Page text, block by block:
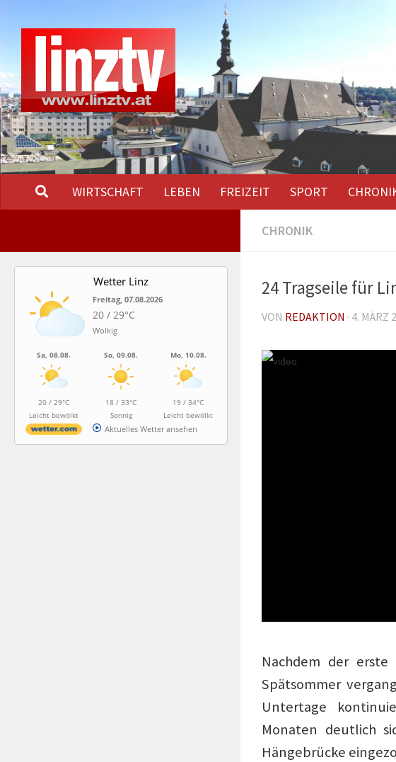
WIRTSCHAFT LEBEN FREIZEIT SPORT
CHRONIK
24 Tragseile für
VON REDAKTION · 4. MÄRZ
Nachdem der
Spätsommer
Untertage
Monaten deutlich
Hängebrücke
Wetter Linz
Freitag, 07.08.2026
20 / 29°C
Wolkig
Sa, 08.08.
20 / 29°C
Leicht bewölkt
So, 09.08.
18 / 33°C
Sonnig
Mo, 10.08.
19 / 34°C
Leicht bewölkt
Aktuelles Wetter ansehen